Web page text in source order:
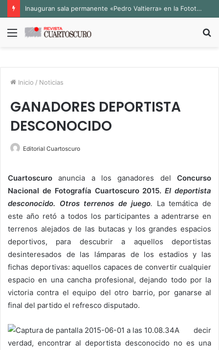
Inauguran sala permanente «Pedro Valtierra» en la Fototeca de Zacatecas
Menú
Inicio / Noticias
GANADORES DEPORTISTA
DESCONOCIDO
Editorial Cuartoscuro
Cuartoscuro anuncia a los ganadores del Concurso
Nacional de Fotografía Cuartoscuro 2015.El deportista
desconocido. Otros terrenos de juego. La temática de
este año retó a todos los participantes a adentrarse en
terrenos alejados de las butacas y los grandes espacios
deportivos, para descubrir a aquellos deportistas
desinteresados de las lámparas de los estadios y las
fichas deportivas: aquellos capaces de convertir cualquier
espacio en una cancha profesional, dejando todo por la
victoria contra el equipo del otro barrio, por ganarse al
final del partido el refresco disputado.
A decir
verdad, encontrar al deportista desconocido no es una